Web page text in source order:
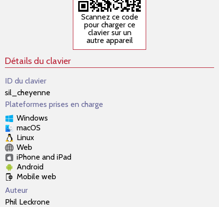
Scannez ce code
pour charger ce
clavier sur un
autre appareil
Détails du clavier
ID du clavier
sil_cheyenne
Plateformes prises en charge
Windows
macOS
Linux
Web
iPhone and iPad
Android
Mobile web
Auteur
Phil Leckrone